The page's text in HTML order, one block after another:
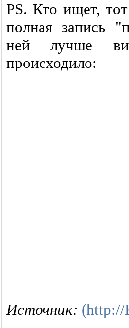
PS. Кто ищет,
полная запись
ней лучше
происходило:
Источник: (http://